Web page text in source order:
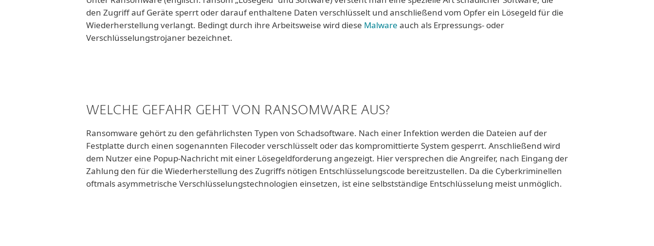
den Zugriff auf Geräte sperrt oder darauf enthaltene Daten verschlüsselt und anschließend vom Opfer ein Lösegeld für die
Wiederherstellung verlangt. Bedingt durch ihre Arbeitsweise wird diese Malware auch als Erpressungs- oder
Verschlüsselungstrojaner bezeichnet.
WELCHE GEFAHR GEHT VON RANSOMWARE AUS?
Ransomware gehört zu den gefährlichsten Typen von Schadsoftware. Nach einer Infektion werden die Dateien auf der
Festplatte durch einen sogenannten Filecoder verschlüsselt oder das kompromittierte System gesperrt. Anschließend wird
dem Nutzer eine Popup-Nachricht mit einer Lösegeldforderung angezeigt. Hier versprechen die Angreifer, nach Eingang der
Zahlung den für die Wiederherstellung des Zugriffs nötigen Entschlüsselungscode bereitzustellen. Da die Cyberkriminellen
oftmals asymmetrische Verschlüsselungstechnologien einsetzen, ist eine selbstständige Entschlüsselung meist unmöglich.